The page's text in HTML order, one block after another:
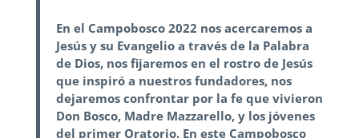
En el Campobosco 2022 nos acercaremos a
Jesús y su Evangelio a través de la Palabra
de Dios, nos fijaremos en el rostro de Jesús
que inspiró a nuestros fundadores, nos
dejaremos confrontar por la fe que vivieron
Don Bosco, Madre Mazzarello, y los jóvenes
del primer Oratorio. En este Campobosco